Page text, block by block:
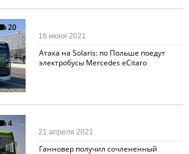
20
Атака на Solaris: по Польше поедут
электробусы Mercedes eCitaro
18 июня 2021
4
Ганновер получил сочлененный
21 апреля 2021